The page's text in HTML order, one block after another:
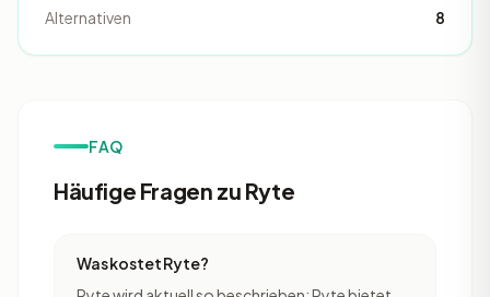
Alternativen
8
FAQ
Häufige Fragen zu Ryte
Was kostet Ryte?